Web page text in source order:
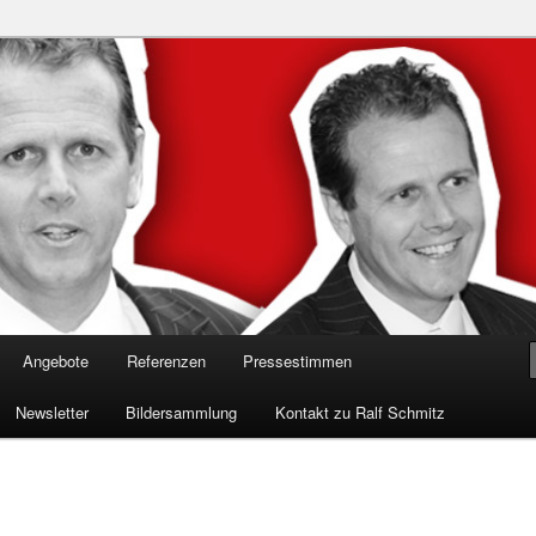
für Hackervorträge &
in die Welt der Cybersicherheit mit Ralf Schmitz. Erleben Sie Live-
& schützen Sie sich effektiv.
Angebote Referenzen Pressestimmen
Newsletter Bildersammlung Kontakt zu Ralf Schmitz